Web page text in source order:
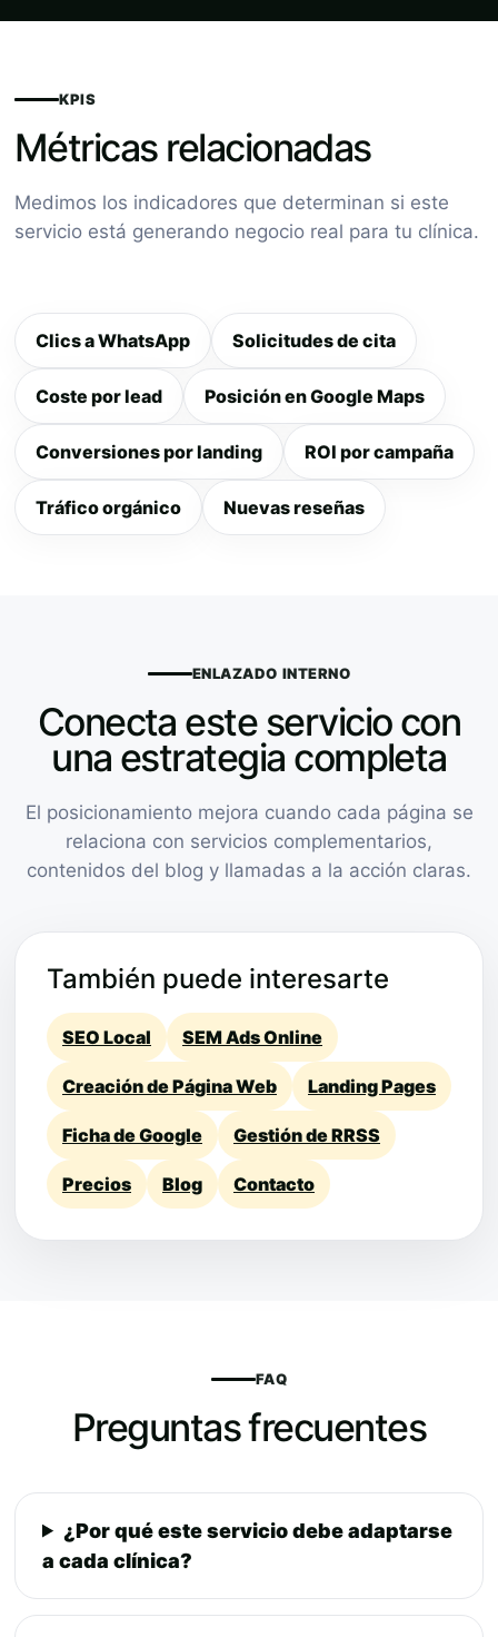
KPIS
Métricas relacionadas
Medimos los indicadores que determinan si este
servicio está generando negocio real para tu clínica.
Clics a WhatsApp Solicitudes de cita
Coste por lead Posición en Google Maps
Conversiones por landing ROI por campaña
Tráfico orgánico Nuevas reseñas
ENLAZADO INTERNO
Conecta este servicio con
una estrategia completa
El posicionamiento mejora cuando cada página se
relaciona con servicios complementarios,
contenidos del blog y llamadas a la acción claras.
También puede interesarte
SEO Local SEM Ads Online
Creación de Página Web Landing Pages
Ficha de Google Gestión de RRSS
Precios Blog Contacto
FAQ
Preguntas frecuentes
¿Por qué este servicio debe adaptarse
a cada clínica?